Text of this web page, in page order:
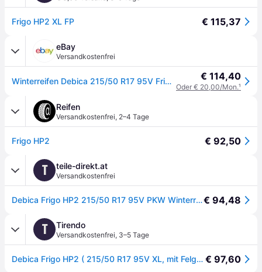
Frigo HP2 XL FP € 115,37
eBay
Versandkostenfrei
Winterreifen Debica 215/50 R17 95V Frigo HP 2 XL M+S FP € 114,40
Oder € 20,00/Mon.¹
Reifen
Versandkostenfrei, 2–4 Tage
Frigo HP2 € 92,50
T teile-direkt.at
Versandkostenfrei
Debica Frigo HP2 215/50 R17 95V PKW Winterreifen Reifen 539224€ 94,48
T Tirendo
Versandkostenfrei, 3–5 Tage
Debica Frigo HP2 ( 215/50 R17 95V XL, mit Felgenschutz (MFS) ) - schwarz € 97,60